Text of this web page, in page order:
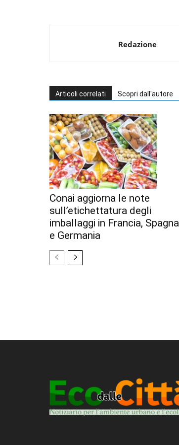
Redazione
Articoli correlati Scopri dall'autore
Conai aggiorna le note
sull’etichettatura degli
imballaggi in Francia, Spagna
e Germania